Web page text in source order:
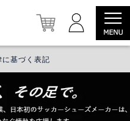
基づく表記